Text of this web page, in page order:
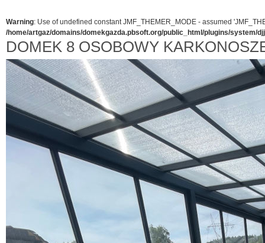
Warning: Use of undefined constant JMF_THEMER_MODE - assumed
/home/artgaz/domains/domekgazda.pbsoft.org/public_html/plugins/system/
DOMEK 8 OSOBOWY